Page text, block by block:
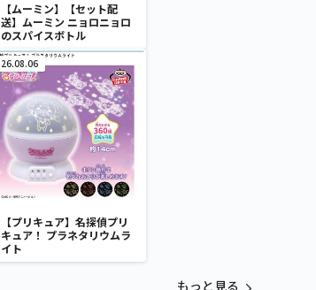
【ムーミン】【セット配
送】ムーミン ニョロニョロ
のスパイスボトル
26.08.06
【プリキュア】名探偵プリ
キュア！ プラネタリウムラ
イト
もっと見る